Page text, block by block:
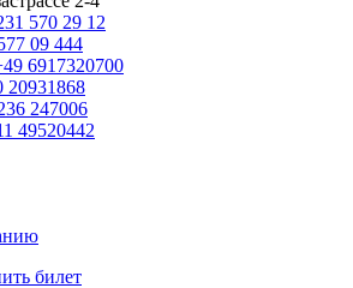
570 29 12
09 444
6917320700
20931868
247006
49520442
билет